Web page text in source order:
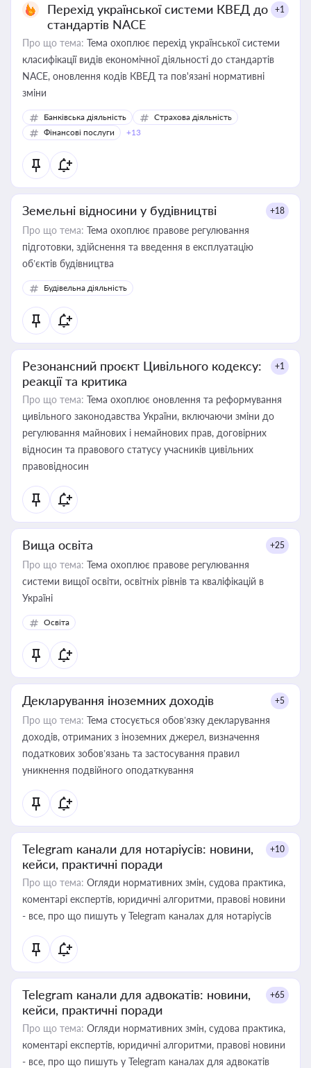
Перехід української системи КВЕД до
стандартів NACE
+1
Про що тема: Тема охоплює перехід української системи
класифікації видів економічної діяльності до стандартів
NACE, оновлення кодів КВЕД та пов'язані нормативні
зміни
Банківська діяльність
Страхова діяльність
Фінансові послуги
+13
Земельні відносини у будівництві +18
Про що тема: Тема охоплює правове регулювання
підготовки, здійснення та введення в експлуатацію
об’єктів будівництва
Будівельна діяльність
Резонансний проєкт Цивільного кодексу:
реакції та критика
+1
Про що тема: Тема охоплює оновлення та реформування
цивільного законодавства України, включаючи зміни до
регулювання майнових і немайнових прав, договірних
відносин та правового статусу учасників цивільних
правовідносин
Вища освіта +25
Про що тема: Тема охоплює правове регулювання
системи вищої освіти, освітніх рівнів та кваліфікацій в
Україні
Освіта
Декларування іноземних доходів +5
Про що тема: Тема стосується обов’язку декларування
доходів, отриманих з іноземних джерел, визначення
податкових зобов’язань та застосування правил
уникнення подвійного оподаткування
Telegram канали для нотаріусів: новини,
кейси, практичні поради
+10
Про що тема: Огляди нормативних змін, судова практика,
коментарі експертів, юридичні алгоритми, правові новини
- все, про що пишуть у Telegram каналах для нотаріусів
Telegram канали для адвокатів: новини,
кейси, практичні поради
+65
Про що тема: Огляди нормативних змін, судова практика,
коментарі експертів, юридичні алгоритми, правові новини
- все, про що пишуть у Telegram каналах для адвокатів